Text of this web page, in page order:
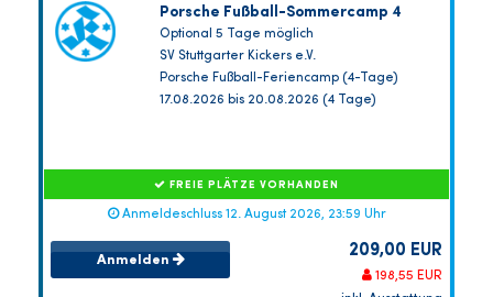
Porsche Fußball-Sommercamp 4
Optional 5 Tage möglich
SV Stuttgarter Kickers e.V.
Porsche Fußball-Feriencamp (4-Tage)
17.08.2026 bis 20.08.2026 (4 Tage)
FREIE PLÄTZE VORHANDEN
Anmeldeschluss 12. August 2026, 23:59 Uhr
Anmelden 209,00 EUR
198,55 EUR